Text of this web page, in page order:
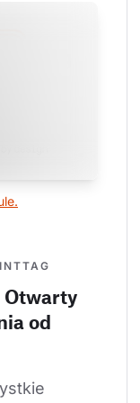
Otwarty
od